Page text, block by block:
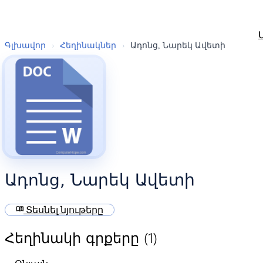
Գլխավոր › Հեղինակներ › Ադոնց, Նարեկ Ավետի
Ադոնց, Նարեկ Ավետի
menu_book Տեսնել նյութերը
Հեղինակի գրքերը (1)